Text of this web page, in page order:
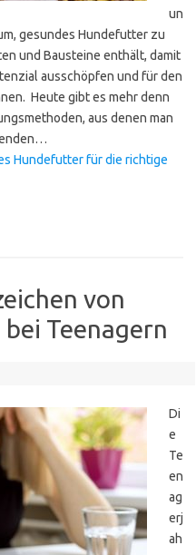
un
gesundes Hundefutter zu
und Bausteine enthält, damit
ausschöpfen und für den
Heute gibt es mehr denn
aus denen man
Hundefutter für die richtige
von
Teenagern
Di
e
Te
en
ag
erj
ah